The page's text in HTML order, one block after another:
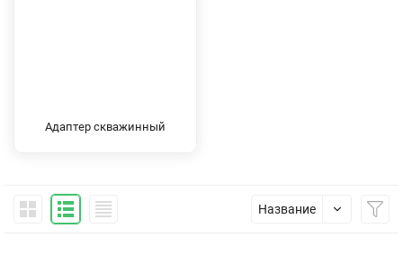
Адаптер скважинный
Название